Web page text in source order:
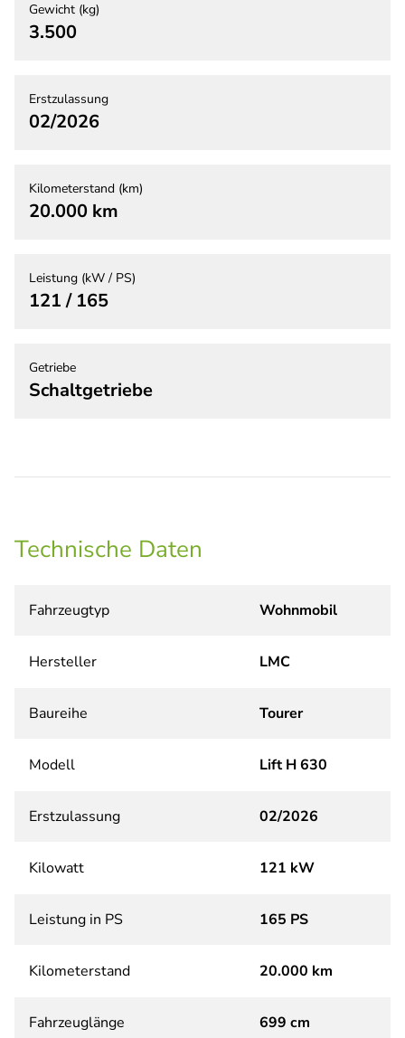
Gewicht (kg)
3.500
Erstzulassung
02/2026
Kilometerstand (km)
20.000 km
Leistung (kW / PS)
121 / 165
Getriebe
Schaltgetriebe
Technische Daten
Fahrzeugtyp Wohnmobil
Hersteller LMC
Baureihe Tourer
Modell Lift H 630
Erstzulassung 02/2026
Kilowatt 121 kW
Leistung in PS 165 PS
Kilometerstand 20.000 km
Fahrzeuglänge 699 cm